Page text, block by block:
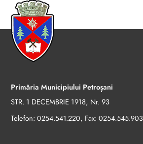
Primăria Municipiului Petroșani
STR. 1 DECEMBRIE 1918, Nr. 93
Telefon: 0254.541.220, Fax: 0254.545.903